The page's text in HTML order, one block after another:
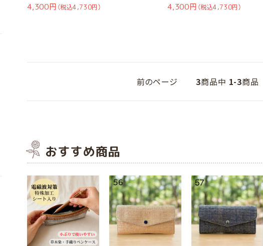
4,300円 （税込4,730円） 4,300円 （税込4,730円）
前のページ 3商品中 1-3商品
おすすめ商品